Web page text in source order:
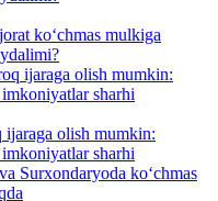
ko‘chmas mulkiga
ijaraga olish mumkin:
sharhi